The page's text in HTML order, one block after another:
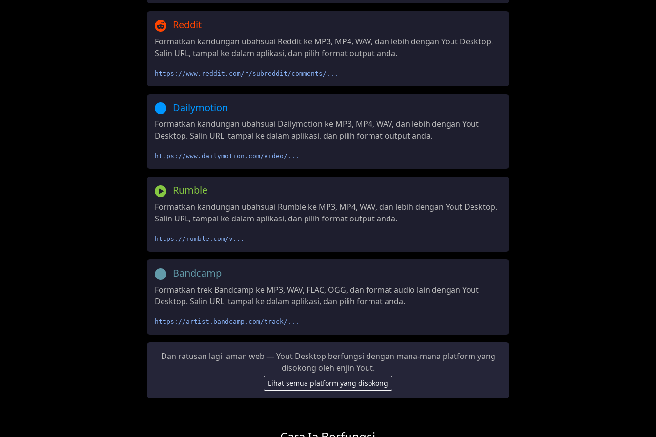
Reddit
Formatkan kandungan ubahsuai Reddit ke MP3, MP4, WAV, dan lebih dengan Yout Desktop.
Salin URL, tampal ke dalam aplikasi, dan pilih format output anda.
https://www.reddit.com/r/subreddit/comments/...
Dailymotion
Formatkan kandungan ubahsuai Dailymotion ke MP3, MP4, WAV, dan lebih dengan Yout
Desktop. Salin URL, tampal ke dalam aplikasi, dan pilih format output anda.
https://www.dailymotion.com/video/...
Rumble
Formatkan kandungan ubahsuai Rumble ke MP3, MP4, WAV, dan lebih dengan Yout Desktop.
Salin URL, tampal ke dalam aplikasi, dan pilih format output anda.
https://rumble.com/v...
Bandcamp
Formatkan trek Bandcamp ke MP3, WAV, FLAC, OGG, dan format audio lain dengan Yout
Desktop. Salin URL, tampal ke dalam aplikasi, dan pilih format anda.
https://artist.bandcamp.com/track/...
Dan ratusan lagi laman web — Yout Desktop berfungsi dengan mana-mana platform yang
disokong oleh enjin Yout.
Lihat semua platform yang disokong